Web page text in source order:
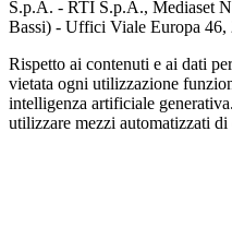
S.p.A. - RTI S.p.A., Mediaset
Bassi) - Uffici Viale Europa
Rispetto ai contenuti e ai dati
vietata ogni utilizzazione
intelligenza artificiale
utilizzare mezzi automatizzati di